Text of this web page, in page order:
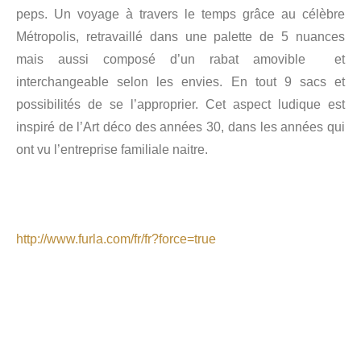
peps. Un voyage à travers le temps grâce au célèbre
Métropolis, retravaillé dans une palette de 5 nuances
mais aussi composé d’un rabat amovible et
interchangeable selon les envies. En tout 9 sacs et
possibilités de se l’approprier. Cet aspect ludique est
inspiré de l’Art déco des années 30, dans les années qui
ont vu l’entreprise familiale naitre.
http://www.furla.com/fr/fr?force=true